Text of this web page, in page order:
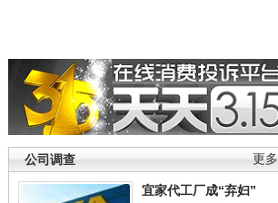
更多
公司调查
宜家代工厂成“弃妇”